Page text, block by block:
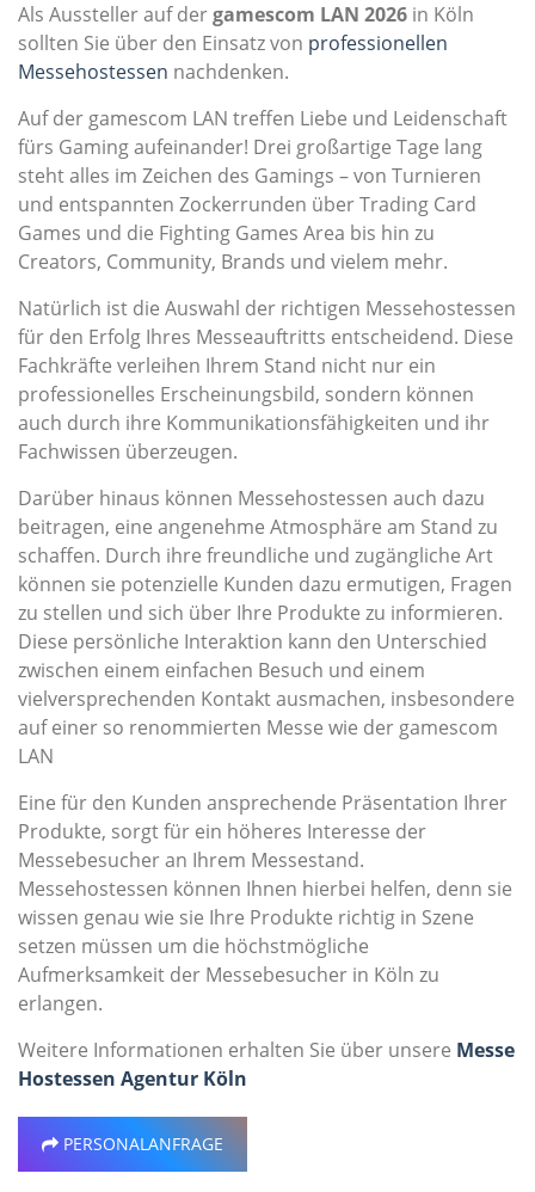
Als Aussteller auf dergamescom LAN 2026 in Köln
sollten Sie über den Einsatz von professionellen
Messehostessen nachdenken.
Auf der gamescom LAN treffen Liebe und Leidenschaft
fürs Gaming aufeinander! Drei großartige Tage lang
steht alles im Zeichen des Gamings – von Turnieren
und entspannten Zockerrunden über Trading Card
Games und die Fighting Games Area bis hin zu
Creators, Community, Brands und vielem mehr.
Natürlich ist die Auswahl der richtigen Messehostessen
für den Erfolg Ihres Messeauftritts entscheidend. Diese
Fachkräfte verleihen Ihrem Stand nicht nur ein
professionelles Erscheinungsbild, sondern können
auch durch ihre Kommunikationsfähigkeiten und ihr
Fachwissen überzeugen.
Darüber hinaus können Messehostessen auch dazu
beitragen, eine angenehme Atmosphäre am Stand zu
schaffen. Durch ihre freundliche und zugängliche Art
können sie potenzielle Kunden dazu ermutigen, Fragen
zu stellen und sich über Ihre Produkte zu informieren.
Diese persönliche Interaktion kann den Unterschied
zwischen einem einfachen Besuch und einem
vielversprechenden Kontakt ausmachen, insbesondere
auf einer so renommierten Messe wie der gamescom
LAN
Eine für den Kunden ansprechende Präsentation Ihrer
Produkte, sorgt für ein höheres Interesse der
Messebesucher an Ihrem Messestand.
Messehostessen können Ihnen hierbei helfen, denn sie
wissen genau wie sie Ihre Produkte richtig in Szene
setzen müssen um die höchstmögliche
Aufmerksamkeit der Messebesucher in Köln zu
erlangen.
Weitere Informationen erhalten Sie über unsere Messe
Hostessen Agentur Köln
PERSONALANFRAGE